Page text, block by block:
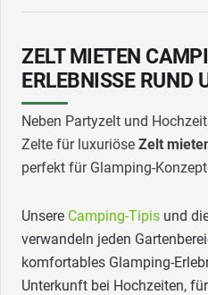
ZELT MIETEN
ERLEBNISSE RUND
Neben Partyzelt und
Zelte für luxuriöse Zelt
perfekt für Glamping-
Unsere Camping-Tipis und
verwandeln jeden
komfortables Glamping-
Unterkunft bei Hochzeiten,